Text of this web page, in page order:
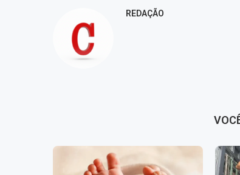
REDAÇÃO